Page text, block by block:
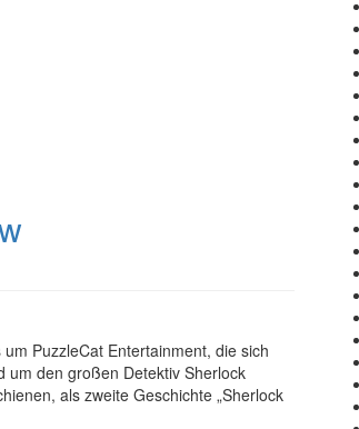
PuzzleCat Entertainment, die sich
um den großen Detektiv Sherlock
als zweite Geschichte „Sherlock